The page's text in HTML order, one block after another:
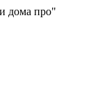
дома про"